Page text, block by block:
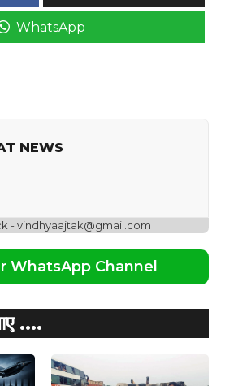
WhatsApp
NEWS
- vindhyaajtak@gmail.com
WhatsApp Channel
....